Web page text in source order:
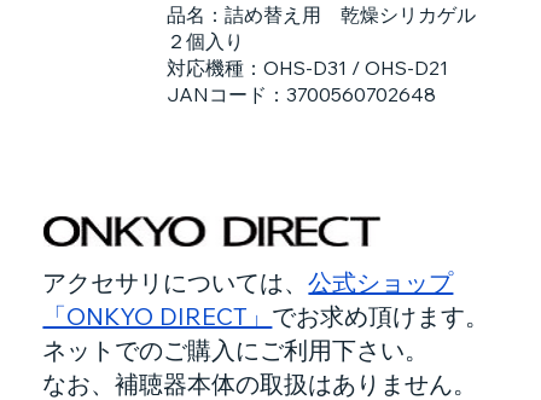
品名：詰め替え用 乾燥シリカゲル
２個入り
対応機種：OHS-D31 / OHS-D21
JANコード：3700560702648
アクセサリについては、公式ショップ
「ONKYO DIRECT」 でお求め頂けます。
ネットでのご購入にご利用下さい。
なお、補聴器本体の取扱はありません。